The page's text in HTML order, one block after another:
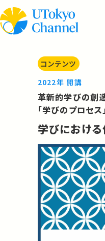
コンテンツ
2022年 開講
革新的学びの創
「学びのプロセス」
学びにおけ